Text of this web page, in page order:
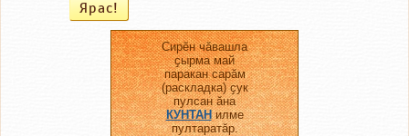
Сирӗн чӑвашла
ҫырма май
паракан сарӑм
(раскладка) ҫук
пулсан ӑна
КУНТАНилме
пултаратӑр.